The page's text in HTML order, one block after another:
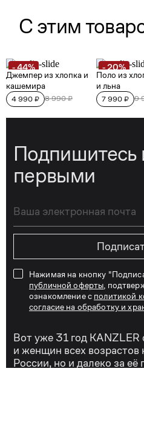
Подпишитесь
первыми
Нажимая на кнопку
публичной оферты ,
ознакомление с политикой
согласие на обработку и
Вот уже 31 год KANZLER
и женщин всех возрастов
России, но и далеко за